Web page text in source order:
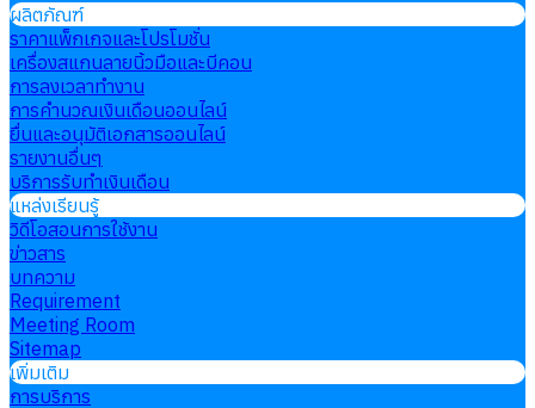
ผลิตภัณฑ์
ราคาแพ็กเกจและโปรโมชั่น
เครื่องสแกนลายนิ้วมือและบีคอน
การลงเวลาทำงาน
การคำนวณเงินเดือนออนไลน์
ยื่นและอนุมัติเอกสารออนไลน์
รายงานอื่นๆ
บริการรับทำเงินเดือน
แหล่งเรียนรู้
วิดีโอสอนการใช้งาน
ข่าวสาร
บทความ
Requirement
Meeting Room
Sitemap
เพิ่มเติม
การบริการ